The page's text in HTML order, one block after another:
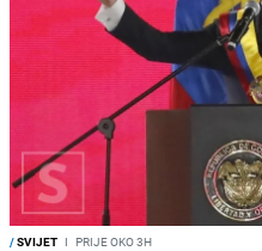
/SVIJET I PRIJE OKO 3H